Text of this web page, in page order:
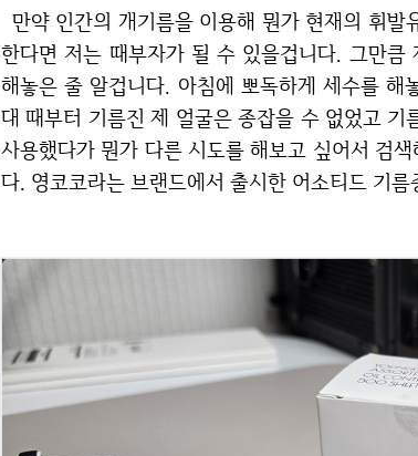
만약 인간의 개기름을 이용해 뭔가 현재의 휘발유나 경유같은 자원을 사용하지 않아도 되는 날이 도래
한다면 저는 때부자가 될 수 있을겁니다. 그만
해놓은 줄 알겁니다. 아침에 뽀독하게 세수를
대 때부터 기름진 제 얼굴은 종잡을 수 없었고
사용했다가 뭔가 다른 시도를 해보고 싶어서 검
다. 영코코라는 브랜드에서 출시한 어소티드 기